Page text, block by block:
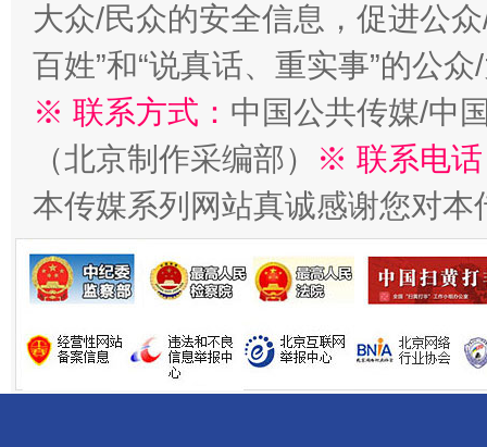
大众/民众的安全信息，促进公
百姓”和“说真话、重实事”的公
※ 联系方式： 中国公共传媒/中
（北京制作采编部）
※ 联系电
本传媒系列网站真诚感谢您对